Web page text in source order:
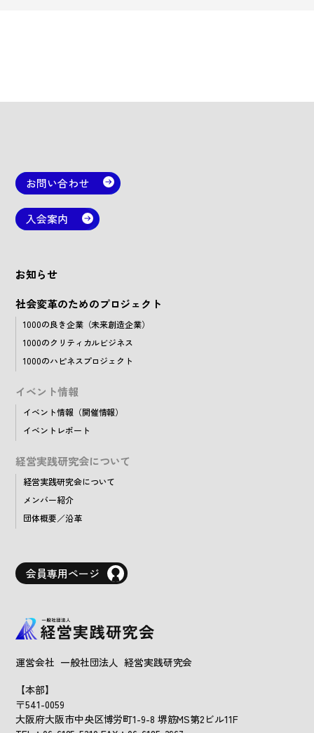
お問い合わせ
入会案内
お知らせ
社会変革のためのプロジェクト
1000の良き企業（未来創造企業）
1000のクリティカルビジネス
1000のハピネスプロジェクト
イベント情報
イベント情報（開催情報）
イベントレポート
経営実践研究会について
経営実践研究会について
メンバー紹介
団体概要／沿革
会員専用ページ
運営会社 一般社団法人 経営実践研究会
【本部】
〒541-0059
大阪府大阪市中央区博労町1-9-8 堺筋MS第2ビル11F